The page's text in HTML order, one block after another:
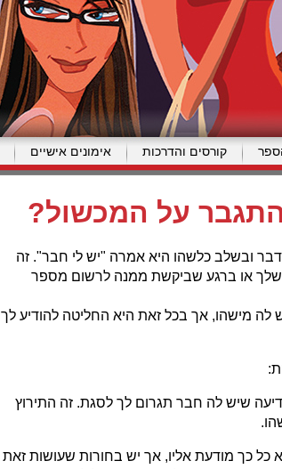
אימונים אישיים קורסים והדרכות
על המכשול?
ובשלב כלשהו היא אמרה "יש לי חבר". זה
שלך או ברגע שביקשת ממנה לרשום מספר
מישהו, אך בכל זאת היא החליטה להודיע לך
שיש לה חבר תגרום לך לסגת. זה התירוץ
כך מודעת אליו, אך יש בחורות שעושות זאת